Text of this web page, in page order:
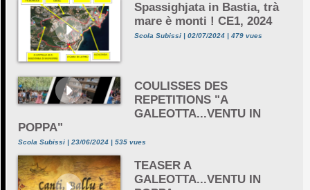
Spassighjata in Bastia, trà
mare è monti ! CE1, 2024
Scola Subissi | 02/07/2024 | 479 vues
COULISSES DES
REPETITIONS "A
GALEOTTA...VENTU IN
POPPA"
Scola Subissi | 23/06/2024 | 535 vues
TEASER A
GALEOTTA...VENTU IN